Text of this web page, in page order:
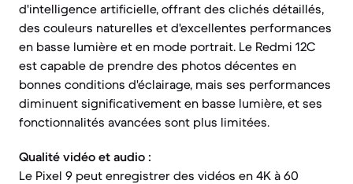
d'intelligence artificielle, offrant des clichés détaillés,
des couleurs naturelles et d'excellentes performances
en basse lumière et en mode portrait. Le Redmi 12C
est capable de prendre des photos décentes en
bonnes conditions d'éclairage, mais ses performances
diminuent significativement en basse lumière, et ses
fonctionnalités avancées sont plus limitées.
Qualité vidéo et audio :
Le Pixel 9 peut enregistrer des vidéos en 4K à 60